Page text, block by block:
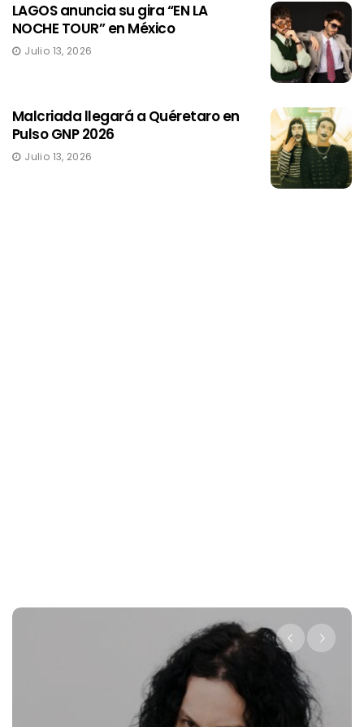
LAGOS anuncia su gira “EN LA
NOCHE TOUR” en México
Julio 13, 2026
Malcriada llegará a Quéretaro en
Pulso GNP 2026
Julio 13, 2026